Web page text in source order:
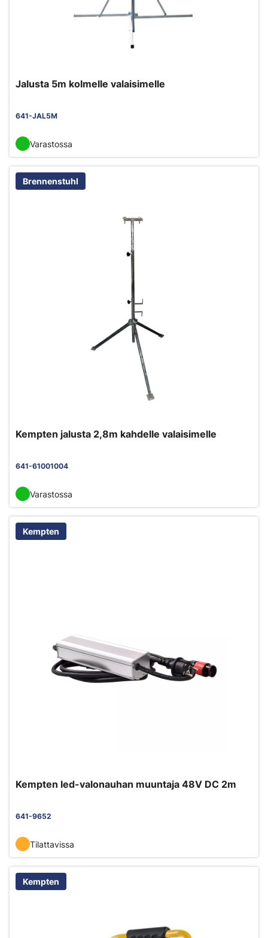
Jalusta 5m kolmelle valaisimelle
641-JAL5M
Varastossa
Brennenstuhl
Kempten jalusta 2,8m kahdelle valaisimelle
641-61001004
Varastossa
Kempten
Kempten led-valonauhan muuntaja 48V DC 2m
641-9652
Tilattavissa
Kempten